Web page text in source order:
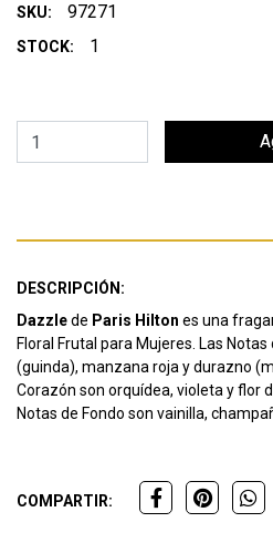
SKU: 97271
STOCK: 1
DESCRIPCIÓN:
Dazzlede Paris Hilton es una
Floral Frutal para Mujeres. Las
(guinda), manzana roja y durazno
Corazón son orquídea, violeta y flor
Notas de Fondo son vainilla,
COMPARTIR: